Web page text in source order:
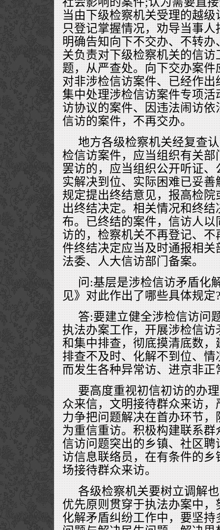
当由下级检察机关受理的越
只登记掌握情况，劝导当事
明确告知向下不交办、不转
关负责对下级检察机关的信
题，从严查处。向下交办案
对非涉检信访案件、已经作
集中处理涉检信访案件专项
访协议的案件、因违法闹访
信访的案件，不再交办。
地方各级检察机关经复查
检信访案件，应当组织有关
罢访的，应当组织公开听证
实解决到位、实际困难已妥
规定提出终结意见，报高检
出终结决定。相关情况和终
布。已终结的案件，信访人
访的，检察机关不再登记、
件终结决定应当及时通报相
法委、人大信访部门备案。
问:基层是涉检信访矛盾化
见》对此作出了哪些具体规定
答:要建立健全涉检信访问
执法办案工作，开展涉检信
和集中排查，彻底摸清底数
排查不及时、化解不到位、
而发生各种异常访、进京非
要高度重视初信初访的办
众来信，文明接待群众来访
力争把问题解决在首办环节
为重信重访。积极构建联系
信访问题突出的乡镇、社区
访信息联络员，在有条件的
场接待群众来访。
各级检察机关要树立调解
优先原则贯穿于执法办案中
化解矛盾纠纷工作中，要坚